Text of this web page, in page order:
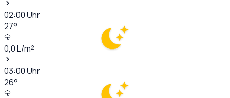
02:00Uhr
27°
0,0L/m²
03:00Uhr
26°